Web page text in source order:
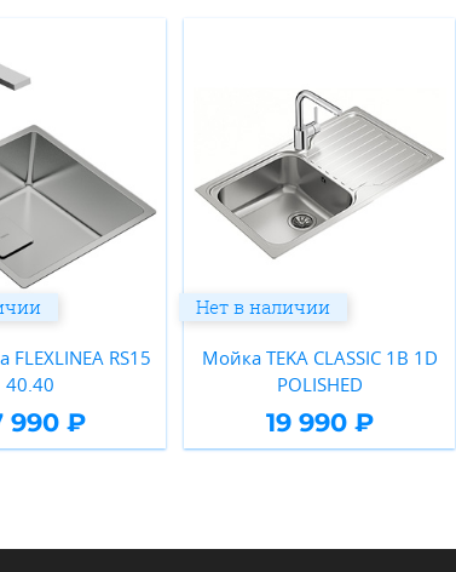
FLEXLINEA RS15
40.40
990 ₽
Мойка TEKA CLASSIC 1B 1D
POLISHED
19 990 ₽
Нет в наличии